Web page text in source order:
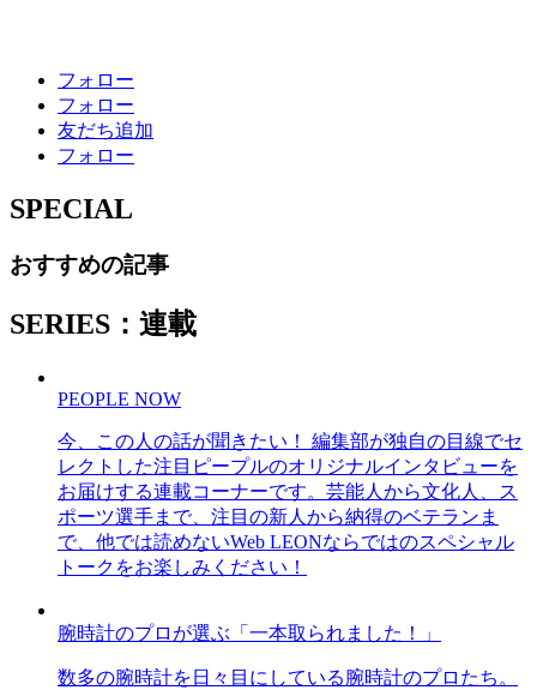
フォロー
フォロー
友だち追加
フォロー
SPECIAL
おすすめの記事
SERIES：連載
PEOPLE NOW
今、この人の話が聞きたい！ 編集部が独自の目線でセ
レクトした注目ピープルのオリジナルインタビューを
お届けする連載コーナーです。芸能人から文化人、ス
ポーツ選手まで、注目の新人から納得のベテランま
で、他では読めないWeb LEONならではのスペシャル
トークをお楽しみください！
腕時計のプロが選ぶ「一本取られました！」
数多の腕時計を日々目にしている腕時計のプロたち。